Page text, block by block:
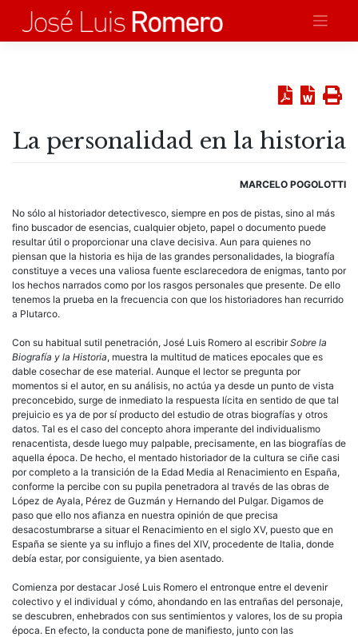
contenido
La personalidad en la historia
MARCELO POGOLOTTI
No sólo al historiador detectivesco, siempre en pos de pistas, sino al más
fino buscador de esencias, cualquier objeto, papel o documento puede
resultar útil o proporcionar una clave decisiva. Aun para quienes no
piensan que la historia es hija de las grandes personalidades, la biografía
constituye a veces una valiosa fuente esclarecedora de enigmas, tanto por
los hechos narrados como por los rasgos personales que presente. De ello
tenemos la prueba en la frecuencia con que los historiadores han recurrido
a Plutarco.
Con su habitual sutil penetración, José Luis Romero al escribirSobre la
Biografía y la Historia, muestra la multitud de matices epocales que es
dable cosechar de ese material. Aunque el lector se pregunta por
momentos si el autor, en su análisis, no actúa ya desde un punto de vista
preconcebido, surge de inmediato la respuesta lícita en sentido de que tal
prejuicio es ya de por sí producto del estudio de otras biografías y otros
datos. Tal es el caso del concepto ahora imperante del individualismo
renacentista, desde luego muy palpable, precisamente, en las biografías de
aquella época. De hecho, el mentado historiador de la cultura se ciñe casi
por completo a la transición de la Edad Media al Renacimiento en España,
conforme la percibe con su pupila penetradora al través de las obras de
López de Ayala, Pérez de Guzmán y Hernando del Pulgar. Digamos de
paso que ello nos afianza en nuestra opinión de que precisa
desacostumbrarse a situar el Renacimiento en el siglo XV, puesto que en
España se siente ya su influjo a fines del XIV, procedente de Italia, donde
debía estar, por consiguiente, ya bien asentado.
Comienza por destacar José Luis Romero el entronque entre el devenir
colectivo y el individual y cómo, ahondando en las entrañas del personaje,
se descubren, enhebrados con sus sentimientos y valores, los de su propia
época. En efecto, la conducta pone de manifiesto, junto con las